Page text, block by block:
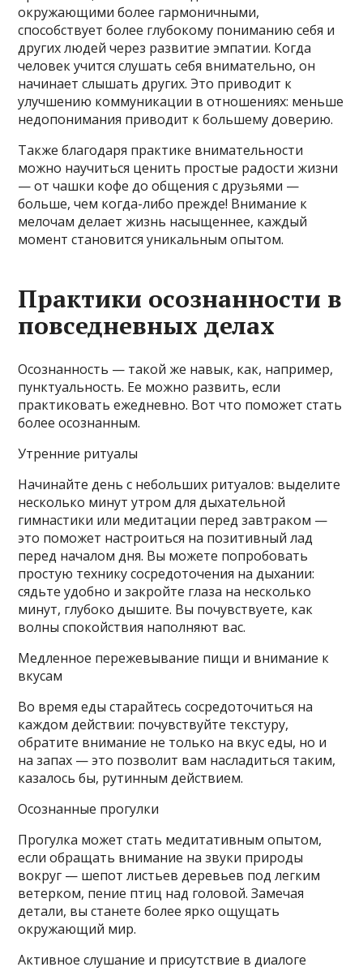
окружающими более гармоничными,
способствует более глубокому пониманию себя и
других людей через развитие эмпатии. Когда
человек учится слушать себя внимательно, он
начинает слышать других. Это приводит к
улучшению коммуникации в отношениях: меньше
недопонимания приводит к большему доверию.
Также благодаря практике внимательности
можно научиться ценить простые радости жизни
— от чашки кофе до общения с друзьями —
больше, чем когда-либо прежде! Внимание к
мелочам делает жизнь насыщеннее, каждый
момент становится уникальным опытом.
Практики осознанности в
повседневных делах
Осознанность — такой же навык, как, например,
пунктуальность. Ее можно развить, если
практиковать ежедневно. Вот что поможет стать
более осознанным.
Утренние ритуалы
Начинайте день с небольших ритуалов: выделите
несколько минут утром для дыхательной
гимнастики или медитации перед завтраком —
это поможет настроиться на позитивный лад
перед началом дня. Вы можете попробовать
простую технику сосредоточения на дыхании:
сядьте удобно и закройте глаза на несколько
минут, глубоко дышите. Вы почувствуете, как
волны спокойствия наполняют вас.
Медленное пережевывание пищи и внимание к
вкусам
Во время еды старайтесь сосредоточиться на
каждом действии: почувствуйте текстуру,
обратите внимание не только на вкус еды, но и
на запах — это позволит вам насладиться таким,
казалось бы, рутинным действием.
Осознанные прогулки
Прогулка может стать медитативным опытом,
если обращать внимание на звуки природы
вокруг — шепот листьев деревьев под легким
ветерком, пение птиц над головой. Замечая
детали, вы станете более ярко ощущать
окружающий мир.
Активное слушание и присутствие в диалоге